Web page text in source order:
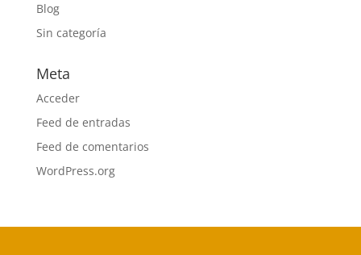
Blog
Sin categoría
Meta
Acceder
Feed de entradas
Feed de comentarios
WordPress.org